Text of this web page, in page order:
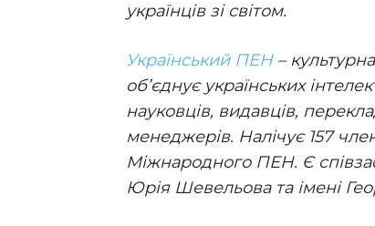
українців зі світом.
Український ПЕН–
об’єднує українських
науковців, видавців,
менеджерів. Налічує 157
Міжнародного ПЕН. Є
Юрія Шевельова та імені